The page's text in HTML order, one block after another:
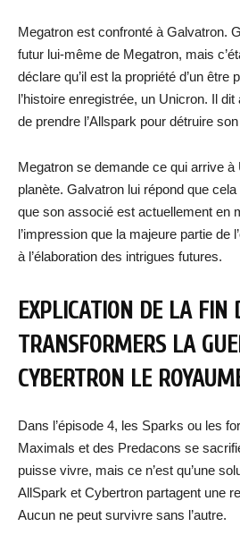
Megatron est confronté à Galvatron.
futur lui-même de Megatron, mais
déclare qu’il est la propriété d’un être
l’histoire enregistrée, un Unicron. Il dit
de prendre l’Allspark pour détruire
Megatron se demande ce qui arrive à
planète. Galvatron lui répond que cela
que son associé est actuellement en
l’impression que la majeure partie de
à l’élaboration des intrigues futures.
EXPLICATION DE LA FIN
TRANSFORMERS LA
CYBERTRON LE
Dans l’épisode 4, les Sparks ou les
Maximals et des Predacons se
puisse vivre, mais ce n’est qu’une
AllSpark et Cybertron partagent une
Aucun ne peut survivre sans l’autre.